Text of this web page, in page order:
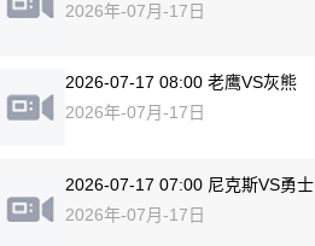
2026年-07月-17日
2026-07-17 08:00 老鹰VS灰熊
2026年-07月-17日
2026-07-17 07:00 尼克斯VS勇士
2026年-07月-17日